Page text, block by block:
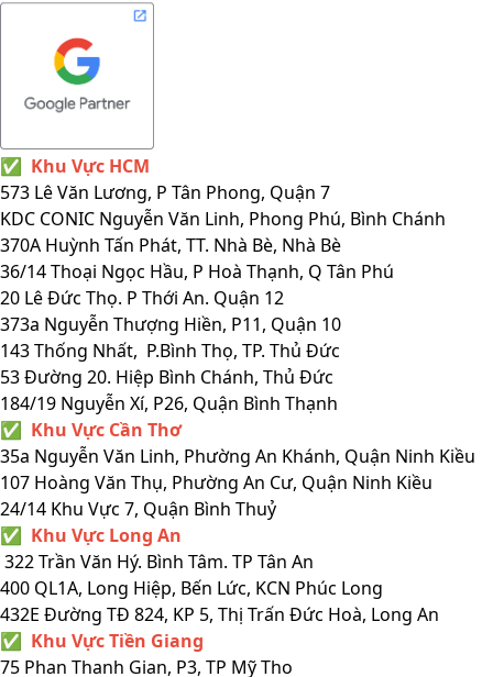
✅ Khu Vực HCM
573 Lê Văn Lương, P Tân Phong, Quận 7
KDC CONIC Nguyễn Văn Linh, Phong Phú, Bình Chánh
370A Huỳnh Tấn Phát, TT. Nhà Bè, Nhà Bè
36/14 Thoại Ngọc Hầu, P Hoà Thạnh, Q Tân Phú
20 Lê Đức Thọ. P Thới An. Quận 12
373a Nguyễn Thượng Hiền, P11, Quận 10
143 Thống Nhất, P.Bình Thọ, TP. Thủ Đức
53 Đường 20. Hiệp Bình Chánh, Thủ Đức
184/19 Nguyễn Xí, P26, Quận Bình Thạnh
✅ Khu Vực Cần Thơ
35a Nguyễn Văn Linh, Phường An Khánh, Quận Ninh Kiều
107 Hoàng Văn Thụ, Phường An Cư, Quận Ninh Kiều
24/14 Khu Vực 7, Quận Bình Thuỷ
✅ Khu Vực Long An
322 Trần Văn Hý. Bình Tâm. TP Tân An
400 QL1A, Long Hiệp, Bến Lức, KCN Phúc Long
432E Đường TĐ 824, KP 5, Thị Trấn Đức Hoà, Long An
✅ Khu Vực Tiền Giang
75 Phan Thanh Gian, P3, TP Mỹ Tho